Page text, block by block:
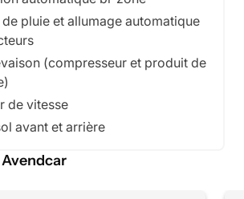
pluie et allumage automatique
(compresseur et produit de
de vitesse
avant et arrière
Avendcar